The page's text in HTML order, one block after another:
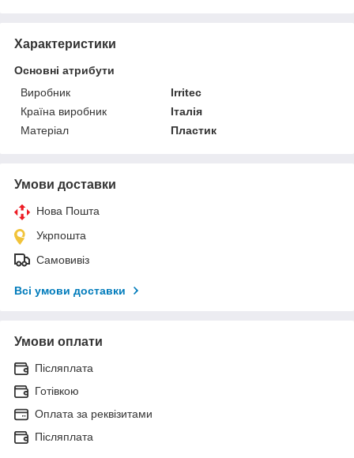
Характеристики
Основні атрибути
Виробник
Irritec
Країна виробник
Італія
Матеріал
Пластик
Умови доставки
Нова Пошта
Укрпошта
Самовивіз
Всі умови доставки
Умови оплати
Післяплата
Готівкою
Оплата за реквізитами
Післяплата